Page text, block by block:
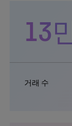
13
거래 수